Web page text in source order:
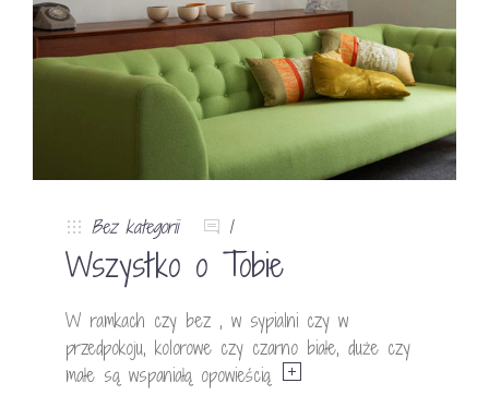
Bez kategorii 1
Wszystko o Tobie
W ramkach czy bez , w sypialni czy w
przedpokoju, kolorowe czy czarno białe, duże czy
małe są wspaniałą opowieścią